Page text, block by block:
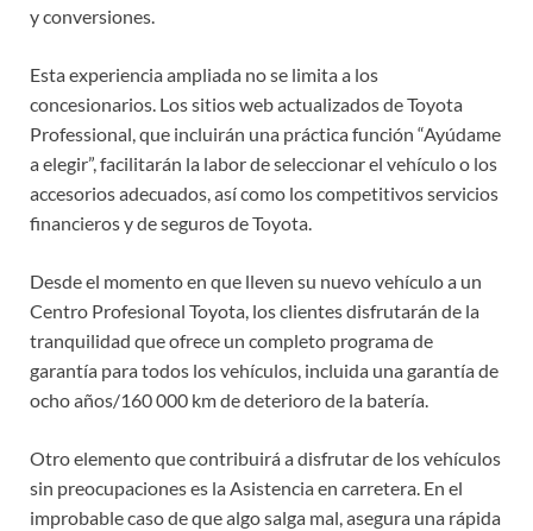
y conversiones.
Esta experiencia ampliada no se limita a los
concesionarios. Los sitios web actualizados de Toyota
Professional, que incluirán una práctica función “Ayúdame
a elegir”, facilitarán la labor de seleccionar el vehículo o los
accesorios adecuados, así como los competitivos servicios
financieros y de seguros de Toyota.
Desde el momento en que lleven su nuevo vehículo a un
Centro Profesional Toyota, los clientes disfrutarán de la
tranquilidad que ofrece un completo programa de
garantía para todos los vehículos, incluida una garantía de
ocho años/160 000 km de deterioro de la batería.
Otro elemento que contribuirá a disfrutar de los vehículos
sin preocupaciones es la Asistencia en carretera. En el
improbable caso de que algo salga mal, asegura una rápida